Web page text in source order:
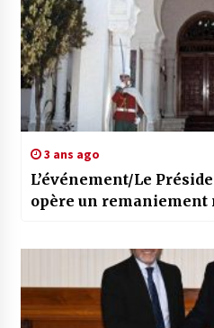
3 ans ago
L’événement/Le
opère un